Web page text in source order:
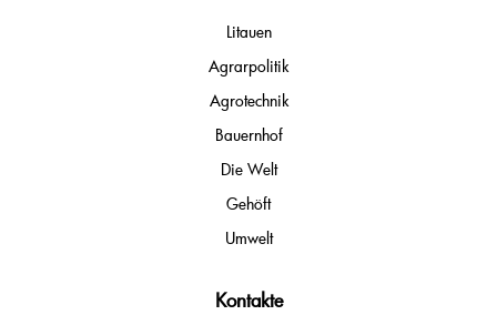
Litauen
Agrarpolitik
Agrotechnik
Bauernhof
Die Welt
Gehöft
Umwelt
Kontakte